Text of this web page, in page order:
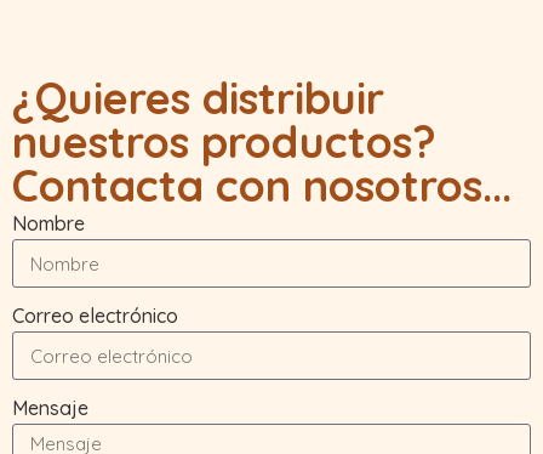
¿Quieres distribuir
nuestros productos?
Contacta con nosotros...
Nombre
Correo electrónico
Mensaje